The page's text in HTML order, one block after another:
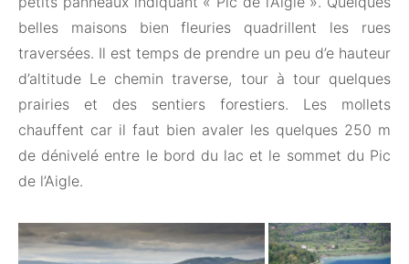
belles maisons bien fleuries quadrillent les rues
traversées. Il est temps de prendre un peu d’e hauteur
d’altitude Le chemin traverse, tour à tour quelques
prairies et des sentiers forestiers. Les mollets
chauffent car il faut bien avaler les quelques 250 m
de dénivelé entre le bord du lac et le sommet du Pic
de l’Aigle.